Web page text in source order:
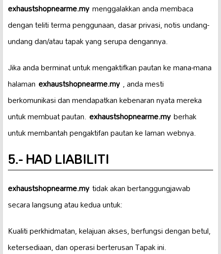
exhaustshopnearme.mymenggalakkan anda membaca
dengan teliti terma penggunaan, dasar privasi, notis undang-
undang dan/atau tapak yang serupa dengannya.
Jika anda berminat untuk mengaktifkan pautan ke mana-mana
halaman exhaustshopnearme.my , anda mesti
berkomunikasi dan mendapatkan kebenaran nyata mereka
untuk membuat pautan. exhaustshopnearme.myberhak
untuk membantah pengaktifan pautan ke laman webnya.
5.- HAD LIABILITI
exhaustshopnearme.mytidak akan bertanggungjawab
secara langsung atau kedua untuk:
Kualiti perkhidmatan, kelajuan akses, berfungsi dengan betul,
ketersediaan, dan operasi berterusan Tapak ini.